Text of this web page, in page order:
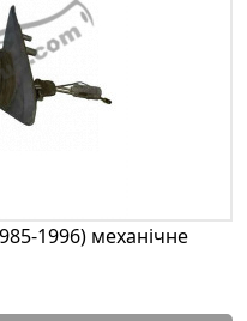
1996) механічне